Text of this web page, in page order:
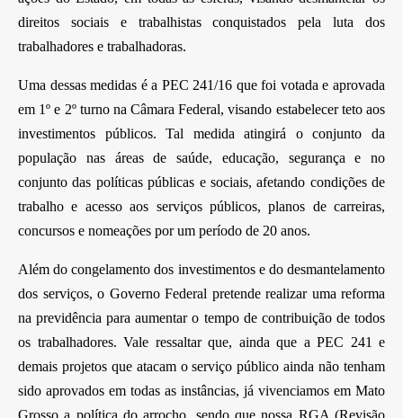
direitos sociais e trabalhistas conquistados pela luta dos
trabalhadores e trabalhadoras.
Uma dessas medidas é a PEC 241/16 que foi votada e aprovada
em 1º e 2º turno na Câmara Federal, visando estabelecer teto aos
investimentos públicos. Tal medida atingirá o conjunto da
população nas áreas de saúde, educação, segurança e no
conjunto das políticas públicas e sociais, afetando condições de
trabalho e acesso aos serviços públicos, planos de carreiras,
concursos e nomeações p­or um período de 20 anos.
Além do congelamento dos investimentos e do desmantelamento
dos serviços, o Governo Federal pretende realizar uma reforma
na previdência para aumentar o tempo de contribuição de todos
os trabalhadores. Vale ressaltar que, ainda que a PEC 241 e
demais projetos que atacam o serviço público ainda não tenham
sido aprovados em todas as instâncias, já vivenciamos em Mato
Grosso a política do arrocho, sendo que nossa RGA (Revisão